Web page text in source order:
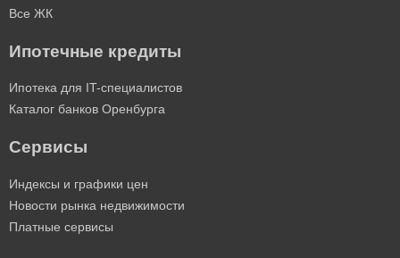
Все ЖК
Ипотечные кредиты
Ипотека для IT-специалистов
Каталог банков Оренбурга
Сервисы
Индексы и графики цен
Новости рынка недвижимости
Платные сервисы